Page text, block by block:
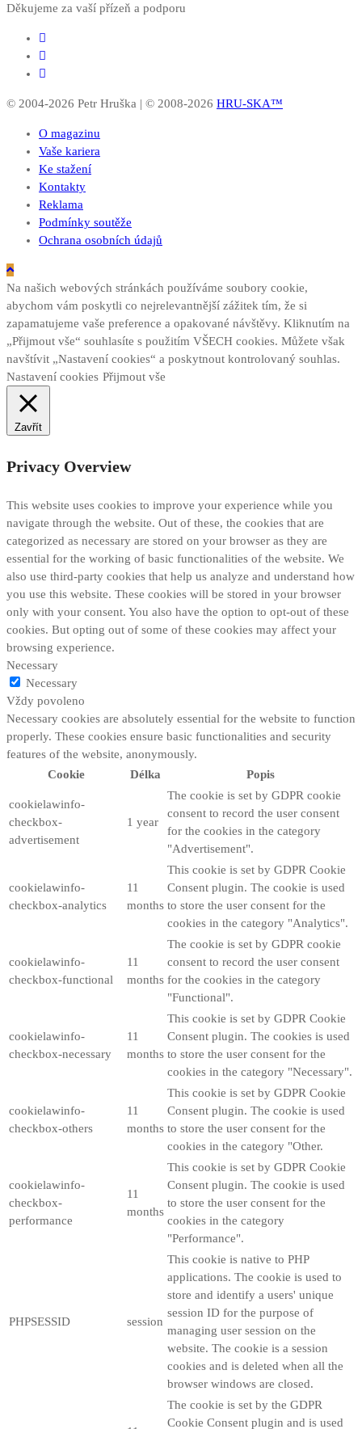
Děkujeme za vaší přízeň a podporu
© 2004-2026 Petr Hruška | © 2008-2026 HRU-SKA™
O magazinu
Vaše kariera
Ke stažení
Kontakty
Reklama
Podmínky soutěže
Ochrana osobních údajů
Na našich webových stránkách používáme soubory cookie,
abychom vám poskytli co nejrelevantnější zážitek tím, že si
zapamatujeme vaše preference a opakované návštěvy. Kliknutím na
„Přijmout vše“ souhlasíte s použitím VŠECH cookies. Můžete však
navštívit „Nastavení cookies“ a poskytnout kontrolovaný souhlas.
Nastavení cookies Přijmout vše
Zavřít
Privacy Overview
This website uses cookies to improve your experience while you
navigate through the website. Out of these, the cookies that are
categorized as necessary are stored on your browser as they are
essential for the working of basic functionalities of the website. We
also use third-party cookies that help us analyze and understand how
you use this website. These cookies will be stored in your browser
only with your consent. You also have the option to opt-out of these
cookies. But opting out of some of these cookies may affect your
browsing experience.
Necessary
Necessary
Vždy povoleno
Necessary cookies are absolutely essential for the website to function
properly. These cookies ensure basic functionalities and security
features of the website, anonymously.
Cookie
Délka Popis
cookielawinfo-
checkbox-
advertisement
1 year
The cookie is set by GDPR cookie
consent to record the user consent
for the cookies in the category
"Advertisement".
cookielawinfo-
checkbox-analytics
11
months
This cookie is set by GDPR Cookie
Consent plugin. The cookie is used
to store the user consent for the
cookies in the category "Analytics".
cookielawinfo-
checkbox-functional
11
months
The cookie is set by GDPR cookie
consent to record the user consent
for the cookies in the category
"Functional".
cookielawinfo-
checkbox-necessary
11
months
This cookie is set by GDPR Cookie
Consent plugin. The cookies is used
to store the user consent for the
cookies in the category "Necessary".
cookielawinfo-
checkbox-others
11
months
This cookie is set by GDPR Cookie
Consent plugin. The cookie is used
to store the user consent for the
cookies in the category "Other.
cookielawinfo-
checkbox-
performance
11
months
This cookie is set by GDPR Cookie
Consent plugin. The cookie is used
to store the user consent for the
cookies in the category
"Performance".
PHPSESSID session
This cookie is native to PHP
applications. The cookie is used to
store and identify a users' unique
session ID for the purpose of
managing user session on the
website. The cookie is a session
cookies and is deleted when all the
browser windows are closed.
The cookie is set by the GDPR
Cookie Consent plugin and is used